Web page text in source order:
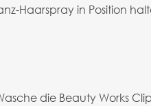
Haarspray in Position
die Beauty Works